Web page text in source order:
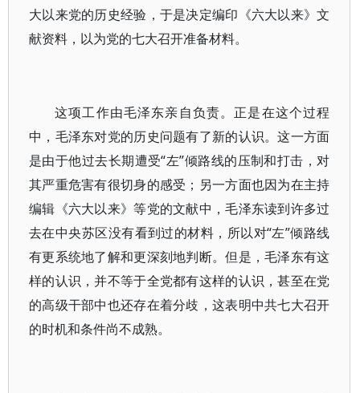
大以来党的历史经验，于是决定编印《六大以来》文
献资料，以为党的七大召开准备材料。
这项工作由毛泽东亲自负责。正是在这个过程
中，毛泽东对党的历史问题有了新的认识。这一方面
是由于他过去长期遭受“左”倾路线的压制和打击，对
其严重危害有很切身的感受；另一方面也因为在主持
编辑《六大以来》等党的文献中，毛泽东读到许多过
去在中央苏区没有看到过的材料，所以对“左”倾路线
有更系统地了解和更深刻地判断。但是，毛泽东有这
样的认识，并不等于全党都有这样的认识，甚至在党
的高级干部中也还存在着分歧，这表明中共七大召开
的时机和条件尚不成熟。